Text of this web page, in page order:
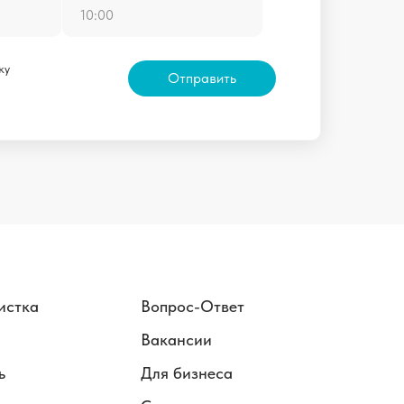
Отправить
Вопрос-Ответ
Вакансии
Для бизнеса